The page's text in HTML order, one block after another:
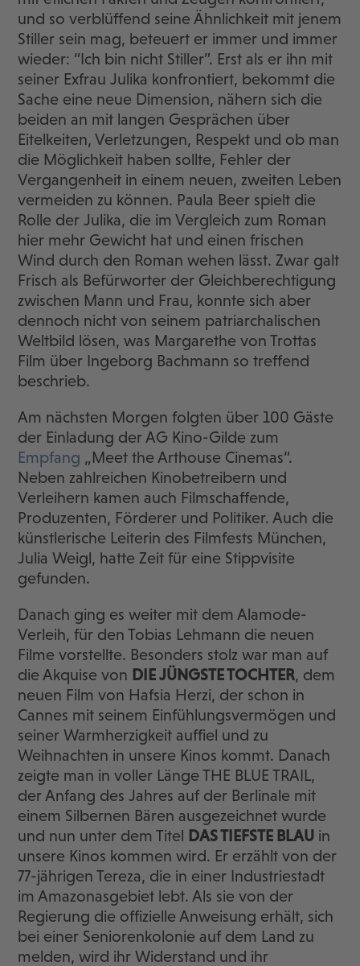
und so verblüffend seine Ähnlichkeit mit jenem
Stiller sein mag, beteuert er immer und immer
wieder: “Ich bin nicht Stiller”. Erst als er ihn mit
seiner Exfrau Julika konfrontiert, bekommt die
Sache eine neue Dimension, nähern sich die
beiden an mit langen Gesprächen über
Eitelkeiten, Verletzungen, Respekt und ob man
die Möglichkeit haben sollte, Fehler der
Vergangenheit in einem neuen, zweiten Leben
vermeiden zu können. Paula Beer spielt die
Rolle der Julika, die im Vergleich zum Roman
hier mehr Gewicht hat und einen frischen
Wind durch den Roman wehen lässt. Zwar galt
Frisch als Befürworter der Gleichberechtigung
zwischen Mann und Frau, konnte sich aber
dennoch nicht von seinem patriarchalischen
Weltbild lösen, was Margarethe von Trottas
Film über Ingeborg Bachmann so treffend
beschrieb.
Am nächsten Morgen folgten über 100 Gäste
der Einladung der AG Kino-Gilde zum
Empfang „Meet the Arthouse Cinemas“.
Neben zahlreichen Kinobetreibern und
Verleihern kamen auch Filmschaffende,
Produzenten, Förderer und Politiker. Auch die
künstlerische Leiterin des Filmfests München,
Julia Weigl, hatte Zeit für eine Stippvisite
gefunden.
Danach ging es weiter mit dem Alamode-
Verleih, für den Tobias Lehmann die neuen
Filme vorstellte. Besonders stolz war man auf
die Akquise von DIE JÜNGSTE TOCHTER, dem
neuen Film von Hafsia Herzi, der schon in
Cannes mit seinem Einfühlungsvermögen und
seiner Warmherzigkeit auffiel und zu
Weihnachten in unsere Kinos kommt. Danach
zeigte man in voller Länge THE BLUE TRAIL,
der Anfang des Jahres auf der Berlinale mit
einem Silbernen Bären ausgezeichnet wurde
und nun unter dem Titel DAS TIEFSTE BLAU in
unsere Kinos kommen wird. Er erzählt von der
77-jährigen Tereza, die in einer Industriestadt
im Amazonasgebiet lebt. Als sie von der
Regierung die offizielle Anweisung erhält, sich
bei einer Seniorenkolonie auf dem Land zu
melden, wird ihr Widerstand und ihr